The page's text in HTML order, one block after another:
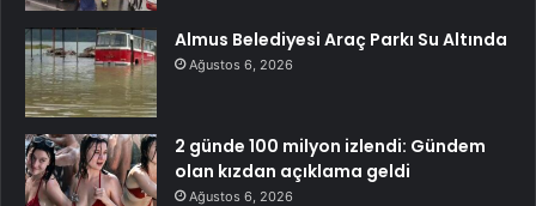
Almus Belediyesi Araç Parkı Su Altında
Ağustos 6, 2026
2 günde 100 milyon izlendi: Gündem
olan kızdan açıklama geldi
Ağustos 6, 2026